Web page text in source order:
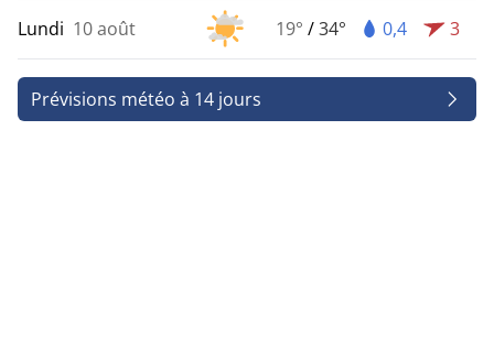
Lundi 10 août 19° /34° 0,4 3
Prévisions météo à 14 jours